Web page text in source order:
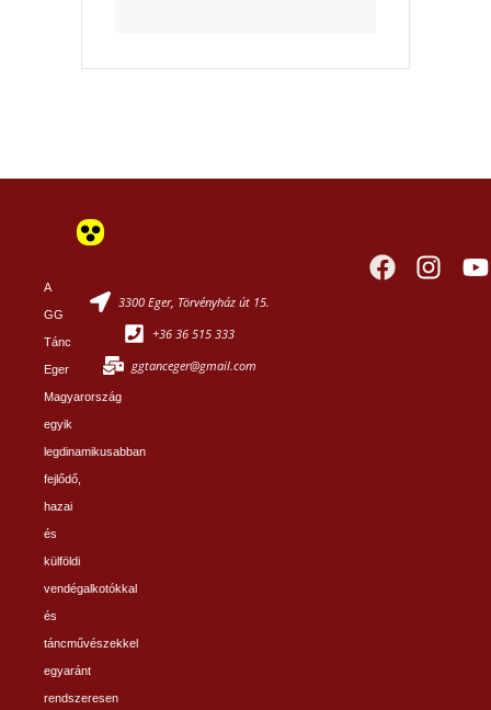
A
GG
Tánc
Eger
Magyarország
egyik
legdinamikusabban
fejlődő,
hazai
és
külföldi
vendégalkotókkal
és
táncművészekkel
egyaránt
rendszeresen
3300 Eger, Törvényház út 15.
+36 36 515 333
ggtanceger@gmail.com